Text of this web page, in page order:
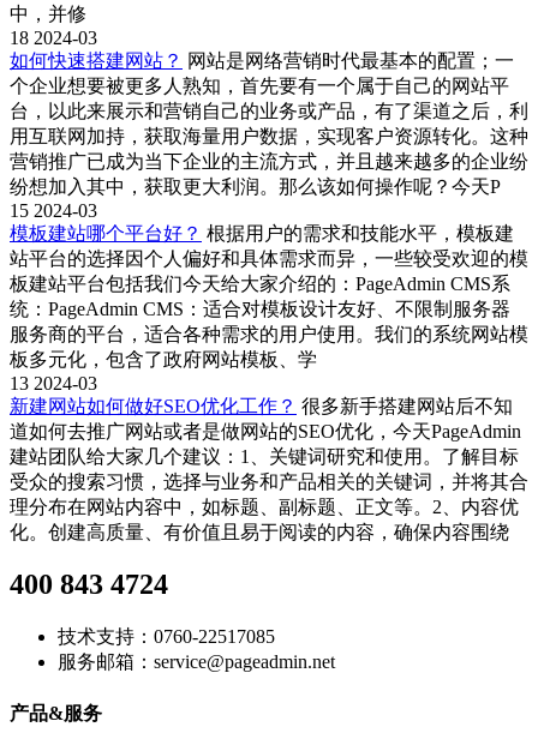
中，并修
18 2024-03
如何快速搭建网站？ 网站是网络营销时代最基本的配置；一
个企业想要被更多人熟知，首先要有一个属于自己的网站平
台，以此来展示和营销自己的业务或产品，有了渠道之后，利
用互联网加持，获取海量用户数据，实现客户资源转化。这种
营销推广已成为当下企业的主流方式，并且越来越多的企业纷
纷想加入其中，获取更大利润。那么该如何操作呢？今天P
15 2024-03
模板建站哪个平台好？ 根据用户的需求和技能水平，模板建
站平台的选择因个人偏好和具体需求而异，一些较受欢迎的模
板建站平台包括我们今天给大家介绍的：PageAdmin CMS系
统：PageAdmin CMS：适合对模板设计友好、不限制服务器
服务商的平台，适合各种需求的用户使用。我们的系统网站模
板多元化，包含了政府网站模板、学
13 2024-03
新建网站如何做好SEO优化工作？ 很多新手搭建网站后不知
道如何去推广网站或者是做网站的SEO优化，今天PageAdmin
建站团队给大家几个建议：1、关键词研究和使用。了解目标
受众的搜索习惯，选择与业务和产品相关的关键词，并将其合
理分布在网站内容中，如标题、副标题、正文等。2、内容优
化。创建高质量、有价值且易于阅读的内容，确保内容围绕
400 843 4724
技术支持：0760-22517085
服务邮箱：service@pageadmin.net
产品&服务